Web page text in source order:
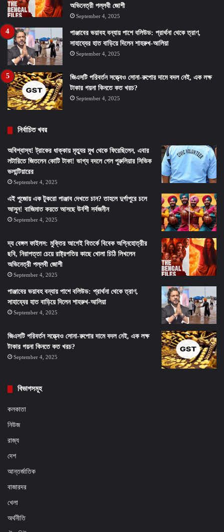
অভিনেত্রী পল্লবী জোশী
September 4, 2025
পাঞ্জাবের ভয়াবহ বন্যায় পাশে বলিউড: প্রার্থনা থেকে ত্রাণ,
সাহায্যের হাত বাড়িয়ে দিলেন শাহরুখ-আলিয়া
September 4, 2025
জিএসটি পরিবর্তন সত্ত্বেও সোনা-রুপোর দামে বদল নেই, এক লক্ষ
টাকার গয়না কিনতে কত খরচ?
September 4, 2025
নির্বাচিত খবর
অবিশ্বাস্য! ট্রাকের ধাক্কায় মৃত্যুর মুখ থেকে ফিরেছিলেন, এবার
লটারিতে জিতলেন কোটি টাকা! ভাগ্য বদলে গেল পুরুলিয়ার সিভিক
ভলান্টিয়ারের
September 4, 2025
এই পুজোয় এক টুকরো পাঞ্জাব দেখতে চান? তাহলে দুর্গাপুরে চলে
আসুন! বাজিমাত করতে আসছে উর্বশী সর্বজনীন
September 4, 2025
দ্য বেঙ্গল ফাইলস: মুক্তির আগেই বিতর্কে বিবেক অগ্নিহোত্রীর
ছবি, নিরাপত্তা চেয়ে রাষ্ট্রপতির কাছে খোলা চিঠি লিখলেন
অভিনেত্রী পল্লবী জোশী
September 4, 2025
পাঞ্জাবের ভয়াবহ বন্যায় পাশে বলিউড: প্রার্থনা থেকে ত্রাণ,
সাহায্যের হাত বাড়িয়ে দিলেন শাহরুখ-আলিয়া
September 4, 2025
জিএসটি পরিবর্তন সত্ত্বেও সোনা-রুপোর দামে বদল নেই, এক লক্ষ
টাকার গয়না কিনতে কত খরচ?
September 4, 2025
বিভাগসমূহ
কলকাতা
নিউজ
রাজ্য
দেশ
আন্তর্জাতিক
বাজারদর
খেলা
অর্থনীতি